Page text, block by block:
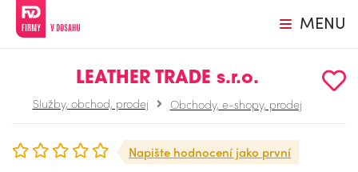
MENU
LEATHER TRADE s.r.o.
Služby, obchod, prodej Obchody, e-shopy, prodej
Napište hodnocení jako první